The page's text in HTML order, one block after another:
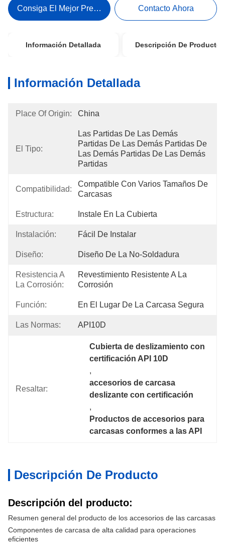
Consiga El Mejor Precio Contacto Ahora
Información Detallada Descripción De Producto
Información Detallada
Place Of Origin: China
El Tipo:
Las Partidas De Las Demás
Partidas De Las Demás Partidas De
Las Demás Partidas De Las Demás
Partidas
Compatibilidad:
Compatible Con Varios Tamaños De
Carcasas
Estructura: Instale En La Cubierta
Instalación: Fácil De Instalar
Diseño: Diseño De La No-Soldadura
Resistencia A
La Corrosión:
Revestimiento Resistente A La
Corrosión
Función: En El Lugar De La Carcasa Segura
Las Normas: API10D
Resaltar:
Cubierta de deslizamiento con
certificación API 10D
,
accesorios de carcasa
deslizante con certificación
,
Productos de accesorios para
carcasas conformes a las API
Descripción De Producto
Descripción del producto:
Resumen general del producto de los accesorios de las carcasas
Componentes de carcasa de alta calidad para operaciones
eficientes